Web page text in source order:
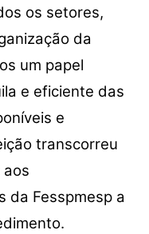
os setores,
da
um papel
e eficiente das
e
transcorreu
da Fesspmesp a